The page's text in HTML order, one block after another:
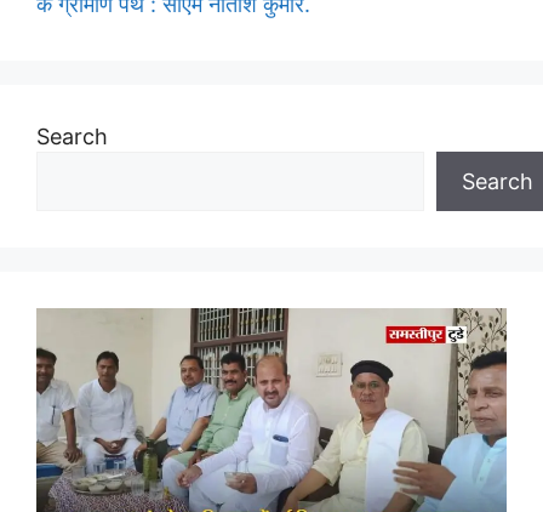
Search
Search